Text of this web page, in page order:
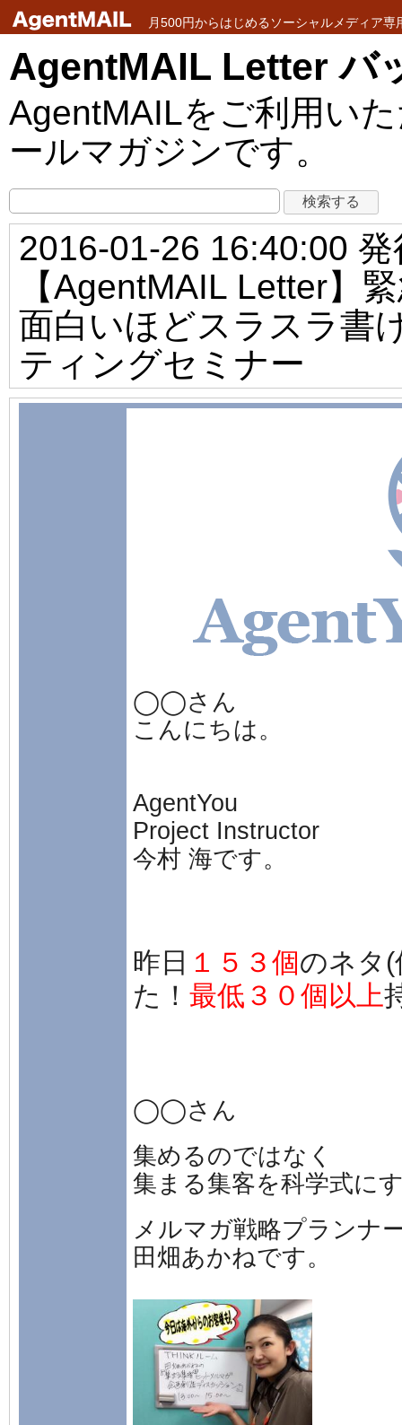
月500円からはじめるソーシャルメディア
AgentMAIL Letter バ
AgentMAILをご利用い
ールマガジンです。
2016-01-26 16:40:00 発
【AgentMAIL Letter】
面白いほどスラスラ書
ティングセミナー
◯◯さん
こんにちは。
AgentYou
Project Instructor
今村 海です。
昨日 １５３個のネタ
た！ 最低３０個以上
◯◯さん
集めるのではなく
集まる集客を科学式に
メルマガ戦略プランナ
田畑あかねです。